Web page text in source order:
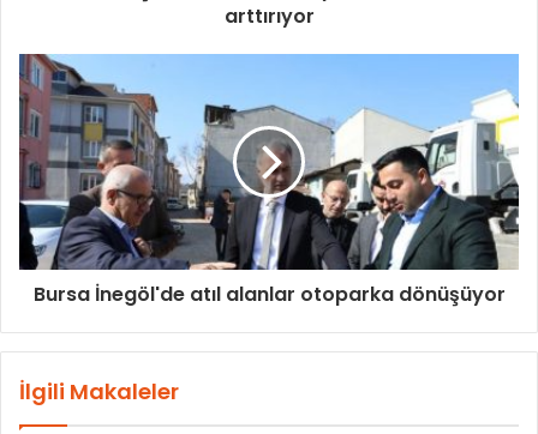
arttırıyor
Bursa İnegöl'de atıl alanlar otoparka dönüşüyor
İlgili Makaleler